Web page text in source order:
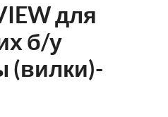
для
б/у
(вилки)-